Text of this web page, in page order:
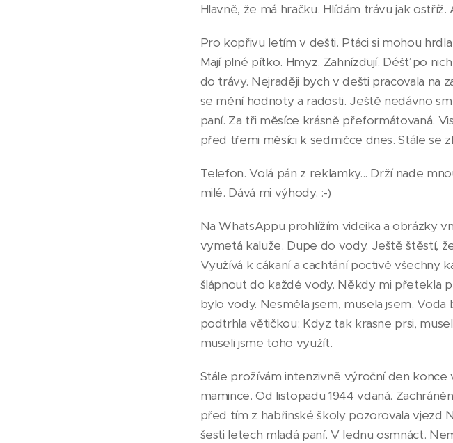
Hlavně, že má hračku. Hlídám trávu jak
Pro kopřivu letím v dešti. Ptáci si mohou
Mají plné pítko. Hmyz. Zahnízďují. Déšť po
do trávy. Nejraději bych v dešti pracovala na
se mění hodnoty a radosti. Ještě nedávno
paní. Za tři měsíce krásně přeformátovaná.
před třemi měsíci k sedmičce dnes. Stále se
Telefon. Volá pán z reklamky... Drží nade
milé. Dává mi výhody. :-)
Na WhatsAppu prohlížím videika a obrázky
vymetá kaluže. Dupe do vody. Ještě štěstí,
Využívá k cákaní a cachtání poctivě všechny
šlápnout do každé vody. Někdy mi přetekla
bylo vody. Nesměla jsem, musela jsem. Voda
podtrhla větičkou: Kdyz tak krasne prsi,
museli jsme toho využít.
Stále prožívám intenzivně výroční den
mamince. Od listopadu 1944 vdaná.
před tím z habřinské školy pozorovala vjezd
šesti letech mladá paní. V lednu osmnáct.